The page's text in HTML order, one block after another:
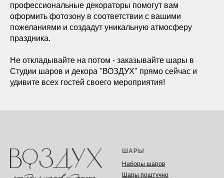
профессиональные декораторы помогут вам
оформить фотозону в соответствии с вашими
пожеланиями и создадут уникальную атмосферу
праздника.
Не откладывайте на потом - заказывайте шары в
Студии шаров и декора "ВОЗДУХ" прямо сейчас и
удивите всех гостей своего мероприятия!
ШАРЫ
Наборы шаров
Шары поштучно